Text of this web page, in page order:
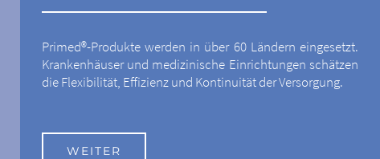
Primed®-Produkte werden in über 60 Ländern eingesetzt.
Krankenhäuser und medizinische Einrichtungen schätzen
die Flexibilität, Effizienz und Kontinuität der Versorgung.
WEITER